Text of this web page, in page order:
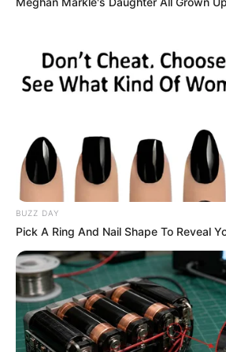
12 HOOKER BERRY
13 ETONNANT
Arrivée du QUINTE PRIX
5 – 3 / 10 – 13 – 11
Meilleur pronostic Quinté
Europe1 : 5 – 11 – 3 – 13 – 12 – 10 –
100% Quinté le Direct
CanalTurf
BUZZ DAY
Pick A Ring And Nail Shape To Reveal